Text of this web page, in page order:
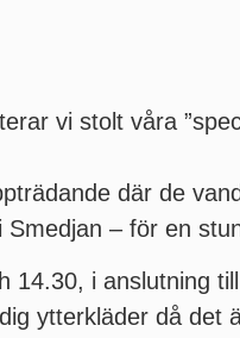
vi stolt våra
där de
– för en
14.30, i anslutning
ytterkläder då det